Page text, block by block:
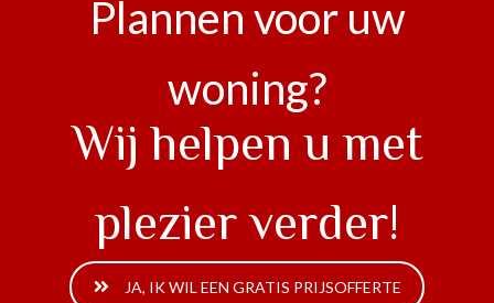
Plannen voor uw
woning?
Wij helpen u met
plezier verder!
JA, IK WIL EEN GRATIS PRIJSOFFERTE